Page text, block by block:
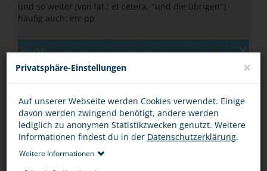
und so weiter (von lat.: et cetera, "und die übrigen"),
häufig auch: etc pp
PILOT
Inhalt der Definition
B
BANDE
Privatsphäre-Einstellungen ×
Auf unserer Webseite werden Cookies verwendet. Einige
davon werden zwingend benötigt, andere werden
lediglich zu anonymen Statistikzwecken genutzt. Weitere
Informationen findest du in der Datenschutzerklärung.
Weitere Informationen